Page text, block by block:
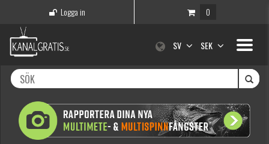
Logga in 0
Toggle
SV SEK